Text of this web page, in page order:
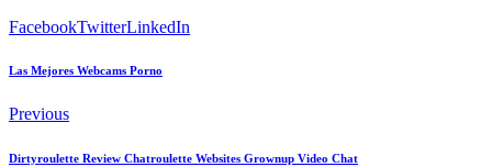
FacebookTwitterLinkedIn
Las Mejores Webcams Porno
Previous
Dirtyroulette Review Chatroulette Websites Grownup Video Chat